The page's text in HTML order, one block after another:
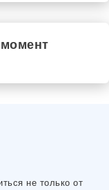
не только от